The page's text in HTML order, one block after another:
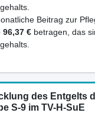
Beitrag zur
96,37 € betragen, das
des Entgelts
S-9 im TV-H-SuE